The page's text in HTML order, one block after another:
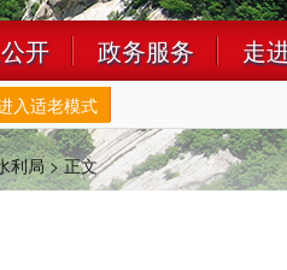
开 政务服务 走
入适老模式
利局 >正文